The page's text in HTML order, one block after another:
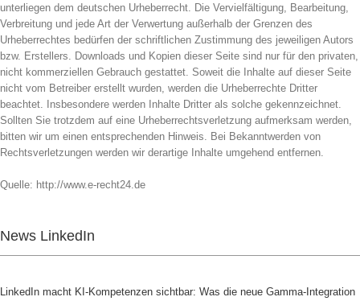
unterliegen dem deutschen Urheberrecht. Die Vervielfältigung, Bearbeitung,
Verbreitung und jede Art der Verwertung außerhalb der Grenzen des
Urheberrechtes bedürfen der schriftlichen Zustimmung des jeweiligen Autors
bzw. Erstellers. Downloads und Kopien dieser Seite sind nur für den privaten,
nicht kommerziellen Gebrauch gestattet. Soweit die Inhalte auf dieser Seite
nicht vom Betreiber erstellt wurden, werden die Urheberrechte Dritter
beachtet. Insbesondere werden Inhalte Dritter als solche gekennzeichnet.
Sollten Sie trotzdem auf eine Urheberrechtsverletzung aufmerksam werden,
bitten wir um einen entsprechenden Hinweis. Bei Bekanntwerden von
Rechtsverletzungen werden wir derartige Inhalte umgehend entfernen.
Quelle: http://www.e-recht24.de
News LinkedIn
LinkedIn macht KI-Kompetenzen sichtbar: Was die neue Gamma-Integration